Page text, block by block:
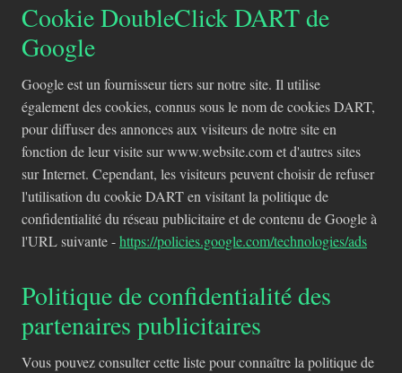
Cookie DoubleClick DART de
Google
Google est un fournisseur tiers sur notre site. Il utilise
également des cookies, connus sous le nom de cookies DART,
pour diffuser des annonces aux visiteurs de notre site en
fonction de leur visite sur www.website.com et d'autres sites
sur Internet. Cependant, les visiteurs peuvent choisir de refuser
l'utilisation du cookie DART en visitant la politique de
confidentialité du réseau publicitaire et de contenu de Google à
l'URL suivante -https://policies.google.com/technologies/ads
Politique de confidentialité des
partenaires publicitaires
Vous pouvez consulter cette liste pour connaître la politique de